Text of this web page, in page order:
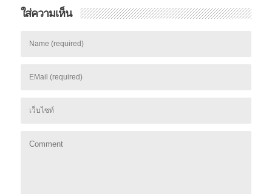
ใส่ความเห็น